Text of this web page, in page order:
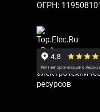
ОГРН: